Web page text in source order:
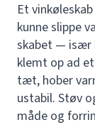
Et
kunne slippe
skabet — især
klemt op ad
tæt, hober
ustabil. Støv
måde og